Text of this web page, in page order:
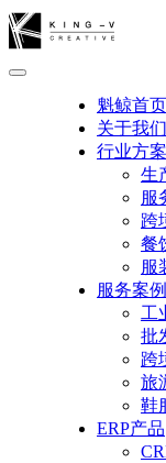
魁鲸首页
关于我们
行业方案
生
服
跨
餐
服
服务案例
工
批
跨
旅
鞋
ERP产品